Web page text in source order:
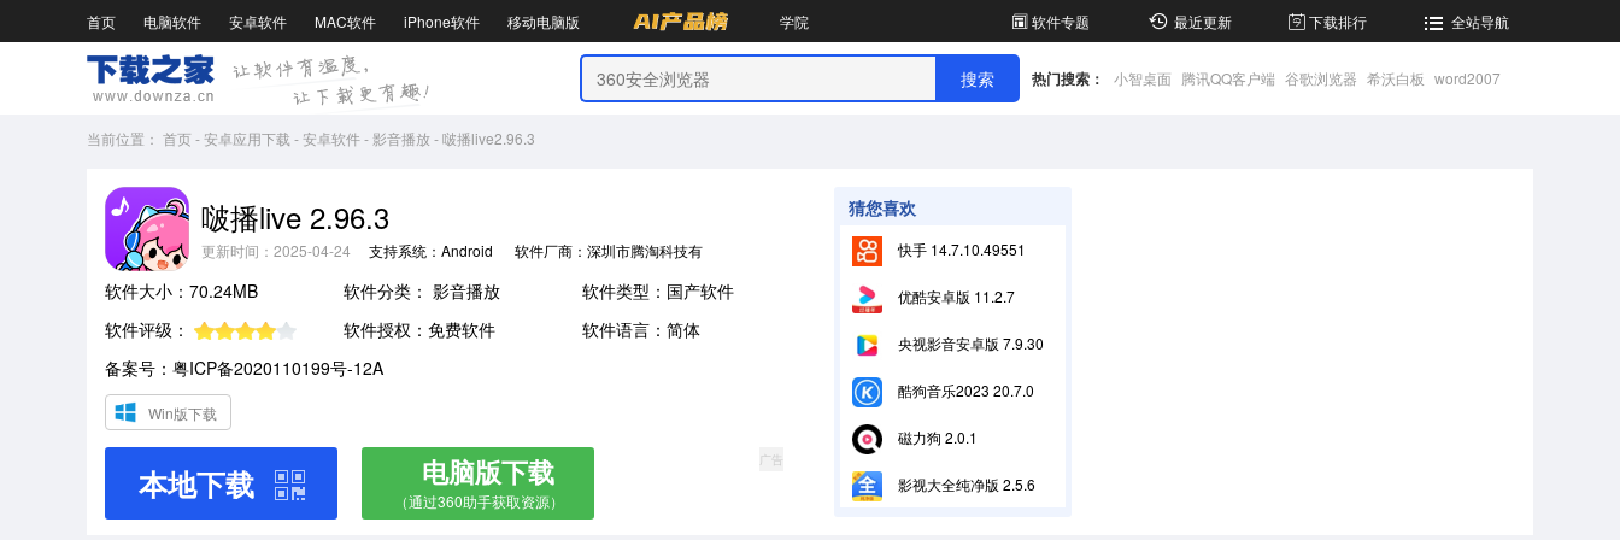
首页 电脑软件 安卓软件 MAC软件 iPhone软件 移动电脑版 学院 软件专题 最近更新 下载排行 全站导航
热门搜索： 小智桌面 腾讯QQ客户端 谷歌浏览器 希沃白板 word2007
当前位置： 首页-安卓应用下载 -安卓软件-影音播放-啵播live2.96.3
啵播live 2.96.3
更新时间：2025-04-24 支持系统：Android 软件厂商：深圳市腾淘科技有限公司
软件大小：70.24MB 软件分类： 影音播放
软件类型：国产软件
软件评级：
软件授权：免费软件
软件语言：简体
备案号：粤ICP备2020110199号-12A
Win版下载
本地下载 电脑版下载
（通过360助手获取资源）
广告
猜您喜欢
快手 14.7.10.49551
优酷安卓版 11.2.7
央视影音安卓版 7.9.30
酷狗音乐2023 20.7.0
磁力狗 2.0.1
影视大全纯净版 2.5.6